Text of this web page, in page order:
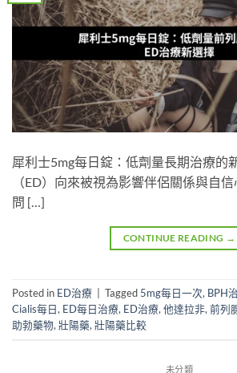
犀利士5mg每日錠：低劑量長期治療的
（ED）向來被視為影響伴侶關係與自
問 […]
CONTINUE READING →
Posted in ED治療 Tagged 5mg每日一次, BPH
Cialis每日, ED每日治療, ED治療,他達拉非,前列
助勃藥物,壯陽藥,壯陽藥比較
未分類